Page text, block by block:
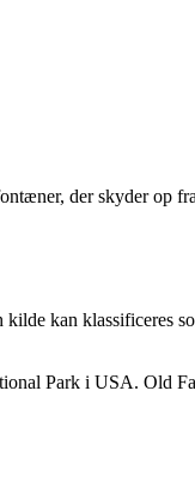
der skyder op
kan klassificeres
Park i USA. Old